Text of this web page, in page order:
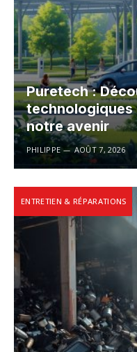
Puretech :
notre avenir
PHILIPPE AOÛT 7, 2026
ENTRETIEN & RÉPARATIONS